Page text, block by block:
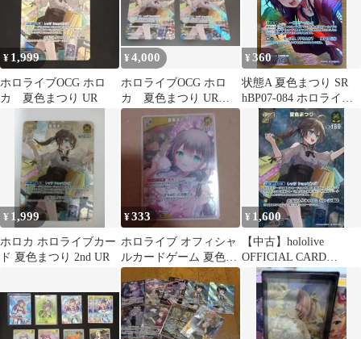
¥ 1,999
ホロライブOCG ホロ
カ 夏色まつり UR
¥4,000
ホロライブOCG ホロ
カ 夏色まつり UR 2
枚セット
¥360
状態A 夏色まつり SR
hBP07-084 ホロライブ
カード ホロカ
¥ 1,999
ホロカ ホロライブカー
ド 夏色まつり 2nd UR
¥333
ホロライブ オフィシャ
ルカードゲーム 夏色ま
つり R
¥ 1,600
【中古】hololive
OFFICIAL CARD
GAME hBP04-
082[UR]：夏色まつり